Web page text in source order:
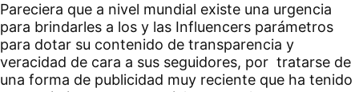
Pareciera que a nivel mundial existe una urgencia
para brindarles a los y las Influencers parámetros
para dotar su contenido de transparencia y
veracidad de cara a sus seguidores, por tratarse de
una forma de publicidad muy reciente que ha tenido